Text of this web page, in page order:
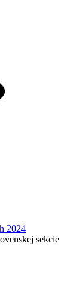
2024
sekcie